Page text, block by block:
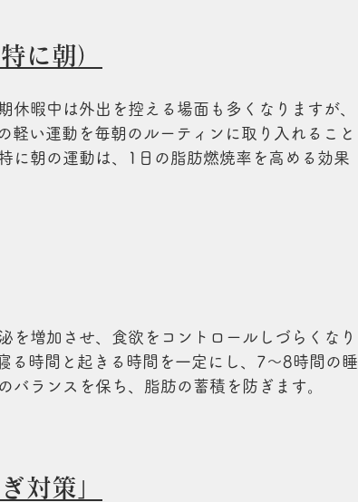
に朝）
暇中は外出を控える場面も多くなりますが、
軽い運動を毎朝のルーティンに取り入れること
に朝の運動は、1日の脂肪燃焼率を高める効果
を増加させ、食欲をコントロールしづらくなり
る時間と起きる時間を一定にし、7〜8時間の睡
ランスを保ち、脂肪の蓄積を防ぎます。
対策」